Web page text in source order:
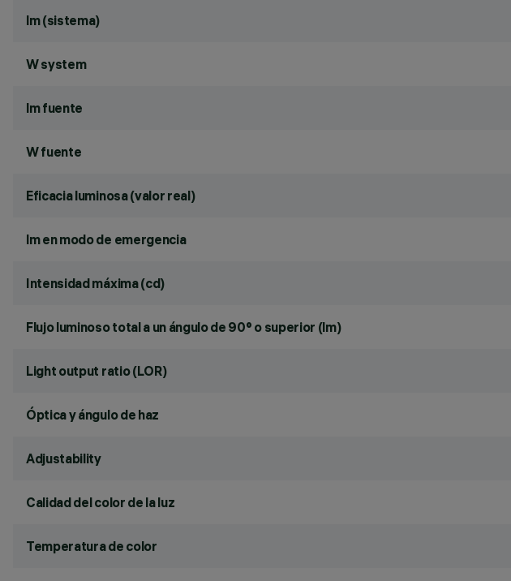
lm (sistema)
W system
lm fuente
W fuente
Eficacia luminosa (valor real)
lm en modo de emergencia
Intensidad máxima (cd)
Flujo luminoso total a un ángulo de 90° o superior (lm)
Light output ratio (LOR)
Óptica y ángulo de haz
Adjustability
Calidad del color de la luz
Temperatura de color